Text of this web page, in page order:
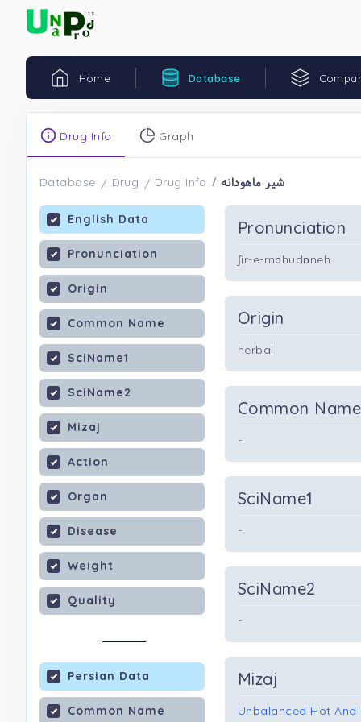
Home Database
Drug Info Graph
Database Drug Drug Info شیر ماهودانه
English Data
Pronunciation
Origin
Common Name
SciName1
SciName2
Mizaj
Action
Organ
Disease
Weight
Quality
Persian Data
Common Name
Pronunciation
∫ir-e-mɒhudɒneh
Origin
herbal
Common Name
-
SciName1
-
SciName2
-
Mizaj
Unbalanced Hot And